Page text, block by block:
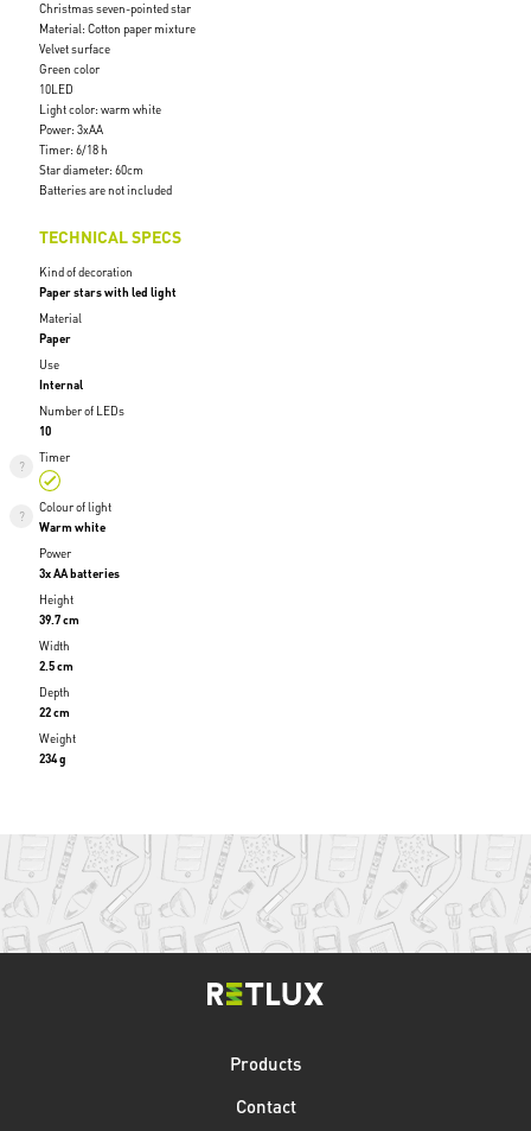
Christmas seven-pointed star
Material: Cotton paper mixture
Velvet surface
Green color
10LED
Light color: warm white
Power: 3xAA
Timer: 6/18 h
Star diameter: 60cm
Batteries are not included
TECHNICAL SPECS
Kind of decoration
Paper stars with led light
Material
Paper
Use
Internal
Number of LEDs
10
Timer
Colour of light
Warm white
Power
3x AA batteries
Height
39.7 cm
Width
2.5 cm
Depth
22 cm
Weight
234 g
Products
Contact